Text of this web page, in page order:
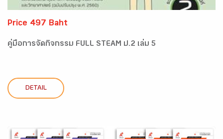
Price 497 Baht
คู่มือการจัดกิจกรรม FULL STEAM ป.2 เล่ม 5
DETAIL